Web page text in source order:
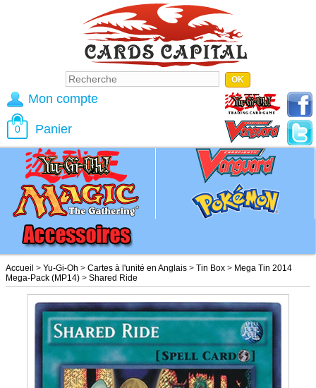
Accueil > Yu-Gi-Oh > Cartes à l'unité en Anglais > Tin Box > Mega Tin 2014
Mega-Pack (MP14) > Shared Ride
Mon compte
0 Panier